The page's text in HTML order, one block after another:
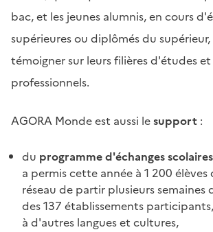
bac, et les jeunes alumnis, en cours
supérieures ou diplômés du
témoigner sur leurs filières d'études
professionnels.
AGORA Monde est aussi lesupport :
du programme d'échanges
a permis cette année à 1 200
réseau de partir plusieurs semaines
des 137 établissements
à d'autres langues et cultures,